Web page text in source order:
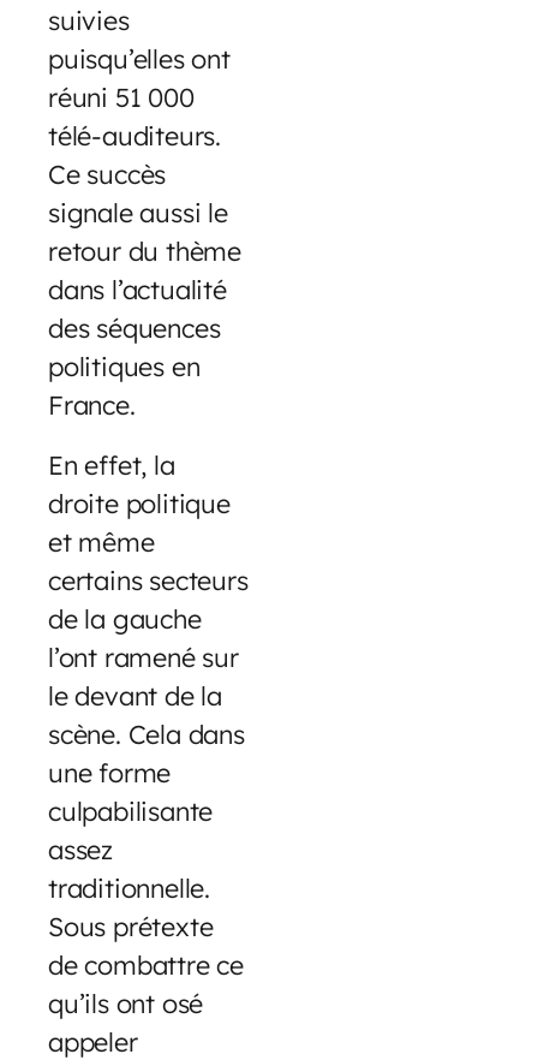
suivies
puisqu’elles ont
réuni 51 000
télé-auditeurs.
Ce succès
signale aussi le
retour du thème
dans l’actualité
des séquences
politiques en
France.
En effet, la
droite politique
et même
certains secteurs
de la gauche
l’ont ramené sur
le devant de la
scène. Cela dans
une forme
culpabilisante
assez
traditionnelle.
Sous prétexte
de combattre ce
qu’ils ont osé
appeler